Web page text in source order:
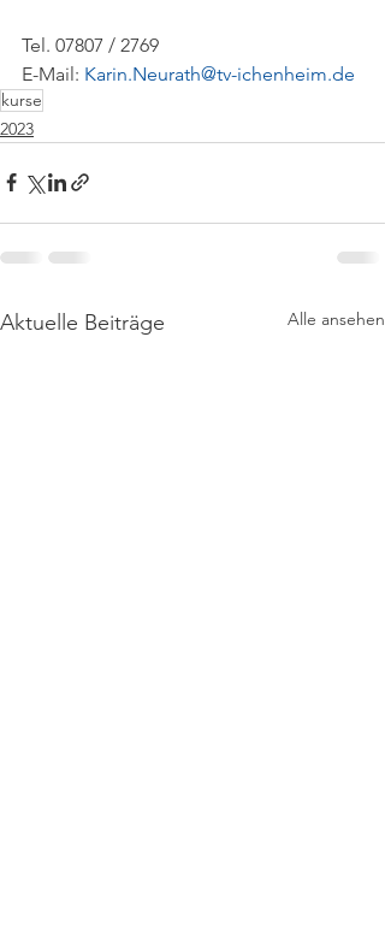
Tel. 07807 / 2769
E-Mail: Karin.Neurath@tv-ichenheim.de
kurse
2023
Aktuelle Beiträge Alle ansehen